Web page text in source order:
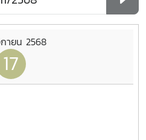
ายน 2568
17